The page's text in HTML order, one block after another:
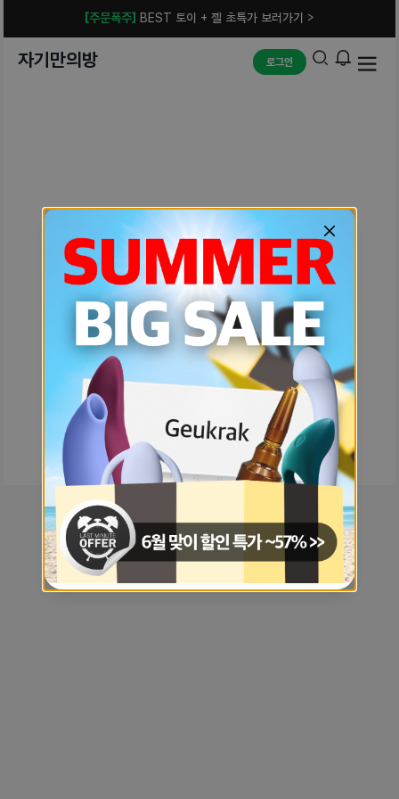
[주문폭주] BEST 토이 + 젤 초특가 보러가기 >
자기만의방 로그인
예상치 못한 에러입니다.